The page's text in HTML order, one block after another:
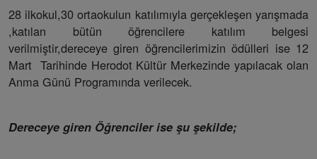
28 ilkokul,30 ortaokulun katılımıyla gerçekleşen yarışmada
,katılan bütün öğrencilere katılım belgesi
verilmiştir,dereceye giren öğrencilerimizin ödülleri ise 12
Mart Tarihinde Herodot Kültür Merkezinde yapılacak olan
Anma Günü Programında verilecek.
Dereceye giren Öğrenciler ise şu şekilde;